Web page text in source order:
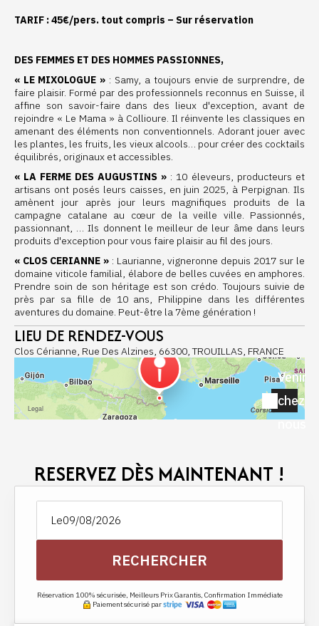
TARIF : 45€/pers. tout compris – Sur réservation
DES FEMMES ET DES HOMMES PASSIONNES,
« LE MIXOLOGUE » : Samy, a toujours envie de surprendre, de
faire plaisir. Formé par des professionnels reconnus en Suisse, il
affine son savoir-faire dans des lieux d'exception, avant de
rejoindre « Le Mama » à Collioure. Il réinvente les classiques en
amenant des éléments non conventionnels. Adorant jouer avec
les plantes, les fruits, les vieux alcools… pour créer des cocktails
équilibrés, originaux et accessibles.
« LA FERME DES AUGUSTINS » : 10 éleveurs, producteurs et
artisans ont posés leurs caisses, en juin 2025, à Perpignan. Ils
amènent jour après jour leurs magnifiques produits de la
campagne catalane au cœur de la veille ville. Passionnés,
passionnant, … Ils donnent le meilleur de leur âme dans leurs
produits d'exception pour vous faire plaisir au fil des jours.
« CLOS CERIANNE » : Laurianne, vigneronne depuis 2017 sur le
domaine viticole familial, élabore de belles cuvées en amphores.
Prendre soin de son héritage est son crédo. Toujours suivie de
près par sa fille de 10 ans, Philippine dans les différentes
aventures du domaine. Peut-être la 7ème génération !
LIEU DE RENDEZ-VOUS
Clos Cérianne, Rue Des Alzines, 66300, TROUILLAS, FRANCE
Venir
chez
nous
RESERVEZ DÈS MAINTENANT !
Le
RECHERCHER
Réservation 100% sécurisée, Meilleurs Prix Garantis, Confirmation Immédiate
Paiement sécurisé par